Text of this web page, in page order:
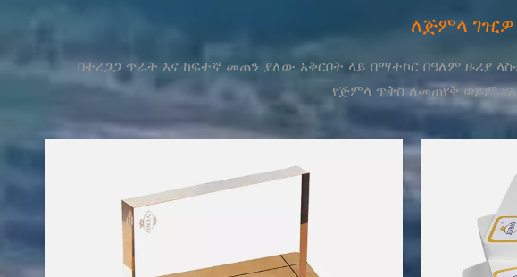
ለጅምላ
በተረጋጋ ጥራት እና ከፍተኛ መጠን ያለው አቅርቦት ላይ በማተኮር በዓለም ዙሪያ
የጅምላ ጥቅስ ለመጠየቅ ወይም